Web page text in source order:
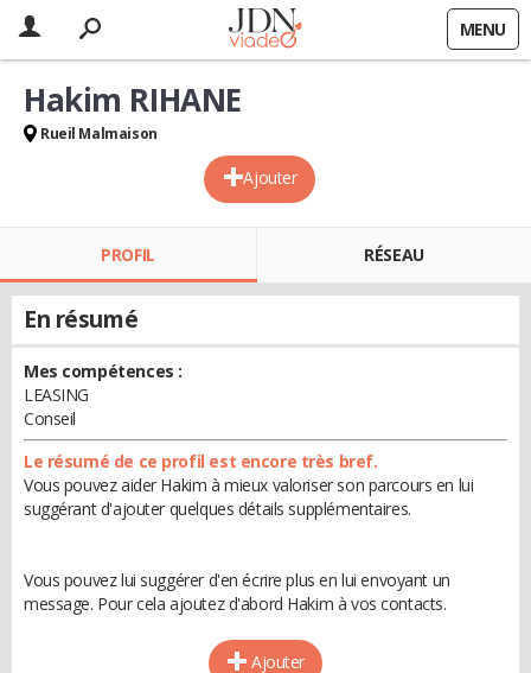
MENU
Ajouter
Hakim RIHANE
Rueil Malmaison
PROFIL RÉSEAU
En résumé
Mes compétences :
LEASING
Conseil
Le résumé de ce profil est encore très bref.
Vous pouvez aider Hakim à mieux valoriser son parcours en lui
suggérant d'ajouter quelques détails supplémentaires.
Vous pouvez lui suggérer d'en écrire plus en lui envoyant un
message. Pour cela ajoutez d'abord Hakim à vos contacts.
Ajouter